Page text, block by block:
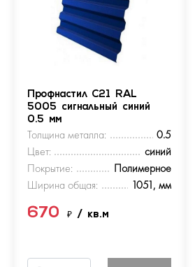
Профнастил С21 RAL
5005 сигнальный синий
0.5 мм
Толщина металла:
0.5
Цвет:
синий
Покрытие:
Полимерное
Ширина общая:
1051, мм
670₽/ кв.м